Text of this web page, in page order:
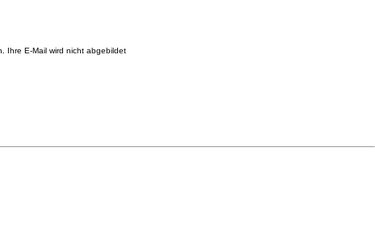
Ihre E-Mail wird nicht abgebildet